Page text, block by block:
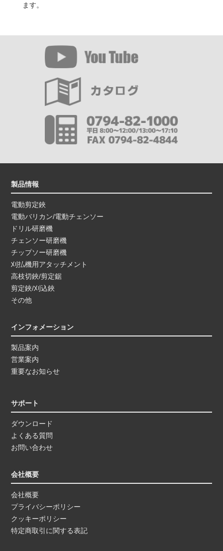
ます。
製品情報
電動剪定鋏
電動バリカン/電動チェンソー
ドリル研磨機
チェンソー研磨機
チップソー研磨機
刈払機用アタッチメント
高枝切鋏/剪定鋸
剪定鋏/刈込鋏
その他
インフォメーション
製品案内
営業案内
重要なお知らせ
サポート
ダウンロード
よくある質問
お問い合わせ
会社概要
会社概要
プライバシーポリシー
クッキーポリシー
特定商取引に関する表記